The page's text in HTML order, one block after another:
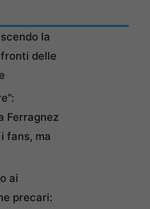
la
delle
Ferragnez
fans, ma
ai
precari: